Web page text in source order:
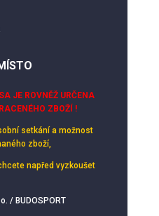
JE ROVNĚŽ URČENA
ZBOŽÍ !
setkánía možnost
zboží,
napřed vyzkoušet
/ BUDOSPORT